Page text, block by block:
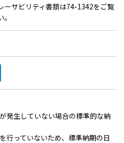
ーサビリティ書類は74-1342をご覧
発生していない場合の標準的な納
行っていないため、標準納期の日